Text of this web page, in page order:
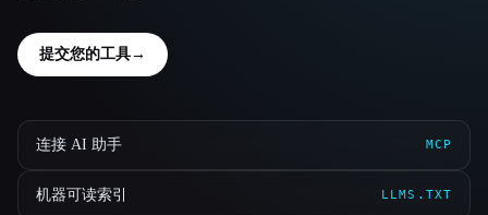
提交您的工具→
连接 AI 助手 MCP
机器可读索引 LLMS.TXT